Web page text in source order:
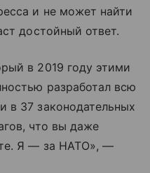
и не может найти
достойный ответ.
в 2019 году этими
разработал всю
в 37 законодательных
что вы даже
Я — за НАТО», —